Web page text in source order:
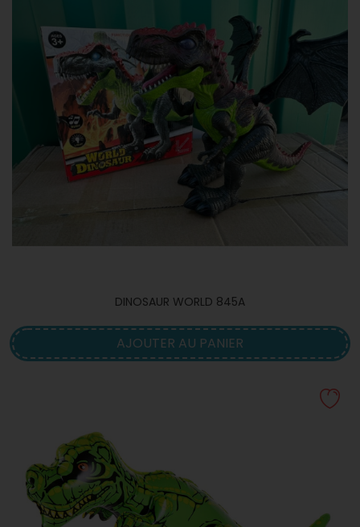
DINOSAUR WORLD 845A
AJOUTER AU PANIER